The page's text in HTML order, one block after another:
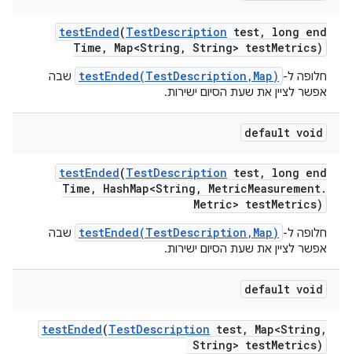
testEnded(TestDescription test,
long end
Time , Map<String , String> testMetrics)
חלופה ל- testEnded(TestDescription,Map)
שבה
אפשר לציין את שעת הסיום ישירות.
default void
testEnded(TestDescription test,
long end
Time , HashMap<String , MetricMeasurement.
Metric> testMetrics)
חלופה ל- testEnded(TestDescription,Map)
שבה
אפשר לציין את שעת הסיום ישירות.
default void
testEnded(TestDescription test, Map<String ,
String> testMetrics)